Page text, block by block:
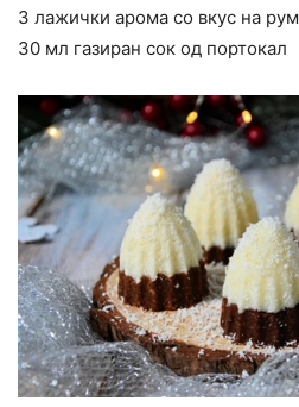
3 лажички арома со вкус на рум
30 мл газиран сок од портокал